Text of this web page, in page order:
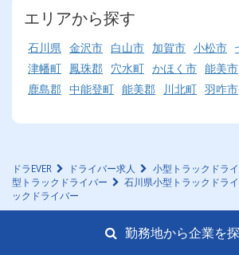
エリアから探す
石川県 金沢市 白山市 加賀市 小松市
津幡町 鳳珠郡 穴水町 かほく市 能美市
鹿島郡 中能登町 能美郡 川北町 羽咋市
ドラEVER ドライバー求人 小型トラックドラ
型トラックドライバー
石川県小型トラックドラ
ックドライバー
勤務地から企業を